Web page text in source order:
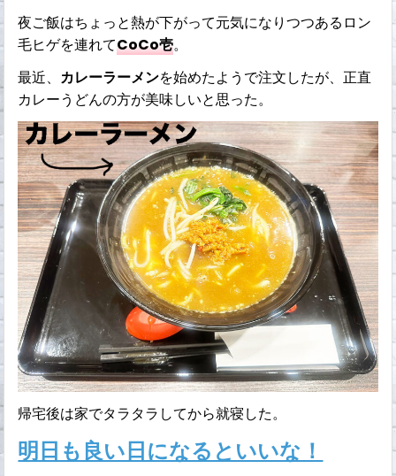
夜ご飯はちょっと熱が下がって元気になりつつあるロン
毛ヒゲを連れてCoCo壱。
最近、 カレーラーメンを始めたようで注文したが、正直
カレーうどんの方が美味しいと思った。
帰宅後は家でタラタラしてから就寝した。
明日も良い日になるといいな！